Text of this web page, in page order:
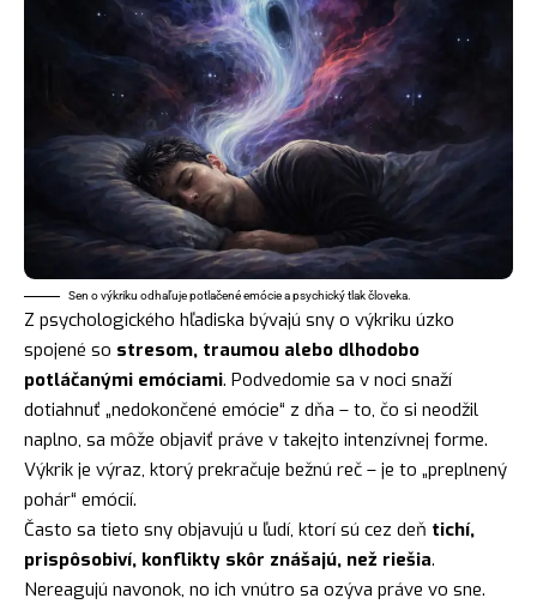
Sen o výkriku odhaľuje potlačené emócie a psychický tlak človeka.
Z psychologického hľadiska bývajú sny o výkriku úzko
spojené so stresom, traumou alebo dlhodobo
potláčanými emóciami. Podvedomie sa v noci snaží
dotiahnuť „nedokončené emócie“ z dňa – to, čo si neodžil
naplno, sa môže objaviť práve v takejto intenzívnej forme.
Výkrik je výraz, ktorý prekračuje bežnú reč – je to „preplnený
pohár“ emócií.
Často sa tieto sny objavujú u ľudí, ktorí sú cez deň tichí,
prispôsobiví, konflikty skôr znášajú, než riešia.
Nereagujú navonok, no ich vnútro sa ozýva práve vo sne.